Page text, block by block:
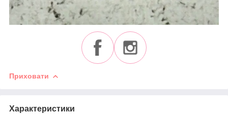
Приховати
Характеристики